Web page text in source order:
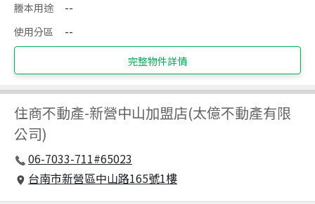
謄本用途
--
使用分區
--
完整物件詳情
住商不動產-新營中山加盟店(太億不動產有限
公司)
06-7033-711#65023
台南市新營區中山路165號1樓